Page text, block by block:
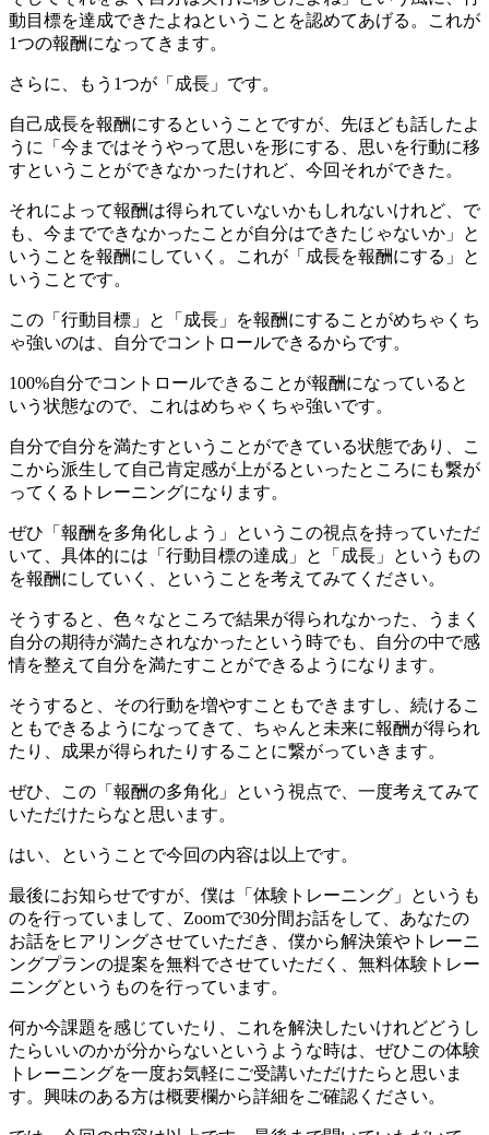
動目標を達成できたよねということを認めてあげる。これが
1つの報酬になってきます。
さらに、もう1つが「成長」です。
自己成長を報酬にするということですが、先ほども話したよ
うに「今まではそうやって思いを形にする、思いを行動に移
すということができなかったけれど、今回それができた。
それによって報酬は得られていないかもしれないけれど、で
も、今までできなかったことが自分はできたじゃないか」と
いうことを報酬にしていく。これが「成長を報酬にする」と
いうことです。
この「行動目標」と「成長」を報酬にすることがめちゃくち
ゃ強いのは、自分でコントロールできるからです。
100%自分でコントロールできることが報酬になっていると
いう状態なので、これはめちゃくちゃ強いです。
自分で自分を満たすということができている状態であり、こ
こから派生して自己肯定感が上がるといったところにも繋が
ってくるトレーニングになります。
ぜひ「報酬を多角化しよう」というこの視点を持っていただ
いて、具体的には「行動目標の達成」と「成長」というもの
を報酬にしていく、ということを考えてみてください。
そうすると、色々なところで結果が得られなかった、うまく
自分の期待が満たされなかったという時でも、自分の中で感
情を整えて自分を満たすことができるようになります。
そうすると、その行動を増やすこともできますし、続けるこ
ともできるようになってきて、ちゃんと未来に報酬が得られ
たり、成果が得られたりすることに繋がっていきます。
ぜひ、この「報酬の多角化」という視点で、一度考えてみて
いただけたらなと思います。
はい、ということで今回の内容は以上です。
最後にお知らせですが、僕は「体験トレーニング」というも
のを行っていまして、Zoomで30分間お話をして、あなたの
お話をヒアリングさせていただき、僕から解決策やトレーニ
ングプランの提案を無料でさせていただく、無料体験トレー
ニングというものを行っています。
何か今課題を感じていたり、これを解決したいけれどどうし
たらいいのかが分からないというような時は、ぜひこの体験
トレーニングを一度お気軽にご受講いただけたらと思いま
す。興味のある方は概要欄から詳細をご確認ください。